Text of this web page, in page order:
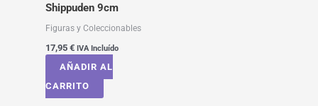
Shippuden 9cm
Figuras y Coleccionables
17,95 € IVA Incluído
AÑADIR AL
CARRITO